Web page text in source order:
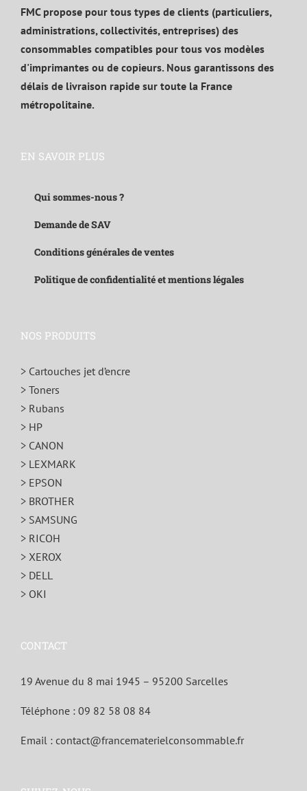
FMC propose pour tous types de clients (particuliers,
administrations, collectivités, entreprises) des
consommables compatibles pour tous vos modèles
d'imprimantes ou de copieurs. Nous garantissons des
délais de livraison rapide sur toute la France
métropolitaine.
EN SAVOIR PLUS
Qui sommes-nous ?
Demande de SAV
Conditions générales de ventes
Politique de confidentialité et mentions légales
NOS PRODUITS
> Cartouches jet d’encre
> Toners
> Rubans
> HP
> CANON
> LEXMARK
> EPSON
> BROTHER
> SAMSUNG
> RICOH
> XEROX
> DELL
> OKI
CONTACT
19 Avenue du 8 mai 1945 – 95200 Sarcelles
Téléphone : 09 82 58 08 84
Email : contact@francematerielconsommable.fr